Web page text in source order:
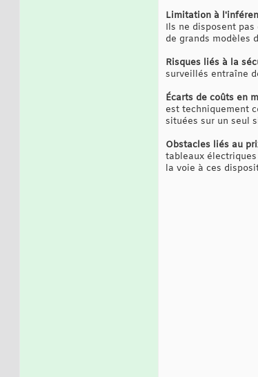
Limitation à
Ils ne disposent
de grands modèles
Risques liés à la
surveillés entraîne
Écarts de coûts en
est techniquement
situées sur un seul
Obstacles liés au
tableaux
la voie à ces